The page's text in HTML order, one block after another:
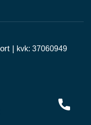
| kvk: 37060949